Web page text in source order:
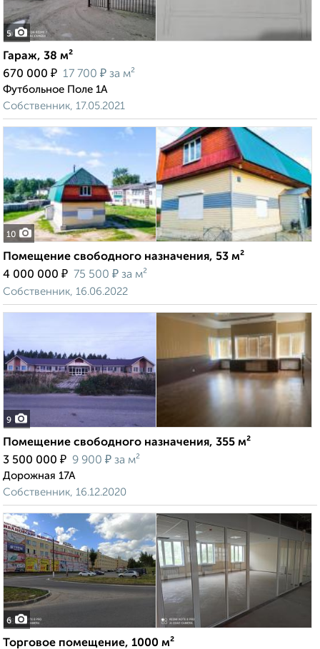
5
Гараж, 38 м²
670 000 ₽ 17 700 ₽ за м²
Футбольное Поле 1А
Собственник, 17.05.2021
10
Помещение свободного назначения, 53 м²
4 000 000 ₽ 75 500 ₽ за м²
Собственник, 16.06.2022
9
Помещение свободного назначения, 355 м²
3 500 000 ₽ 9 900 ₽ за м²
Дорожная 17А
Собственник, 16.12.2020
6
Торговое помещение, 1000 м²